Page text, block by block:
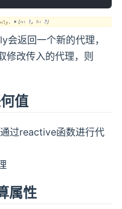
返回一个新的代理，
修改传入的代理，则
值
过reactive函数进行代
属性